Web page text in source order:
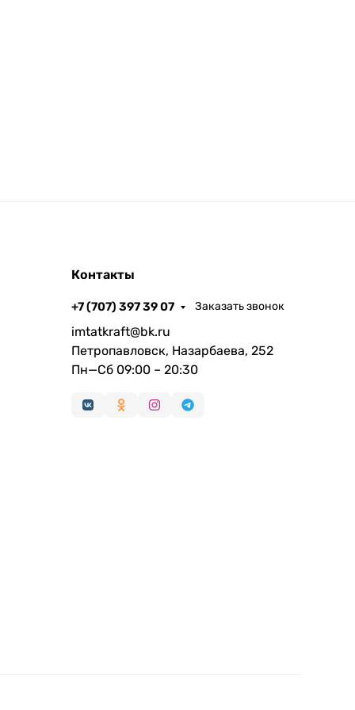
Контакты
+7 (707) 397 39 07 Заказать звонок
imtatkraft@bk.ru
Петропавловск, Назарбаева, 252
Пн—Сб 09:00 – 20:30